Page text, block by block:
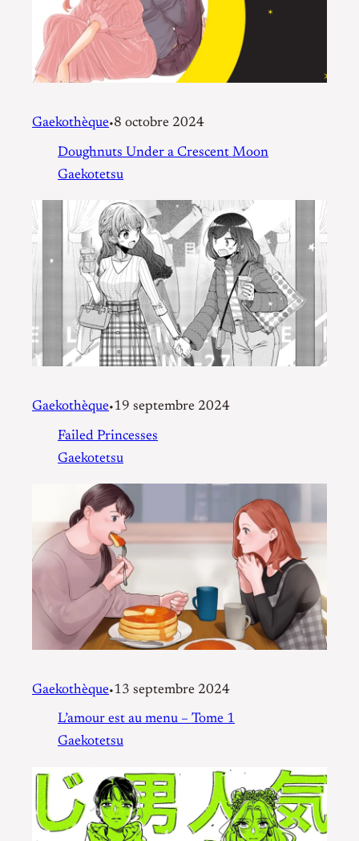
Gaekothèque•8 octobre 2024
Doughnuts Under a Crescent Moon
Gaekotetsu
Gaekothèque•19 septembre 2024
Failed Princesses
Gaekotetsu
Gaekothèque•13 septembre 2024
L’amour est au menu – Tome 1
Gaekotetsu